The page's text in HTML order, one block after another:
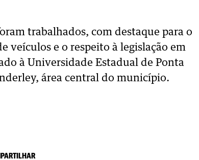
trabalhados, com destaque para o
veículos e o respeito à legislação em
à Universidade Estadual de Ponta
área central do município.